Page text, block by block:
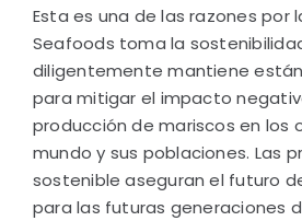
Esta es una de las razones por
Seafoods toma la
diligentemente mantiene
para mitigar el impacto
producción de mariscos en los
mundo y sus poblaciones. Las
sostenible aseguran el futuro
para las futuras generaciones